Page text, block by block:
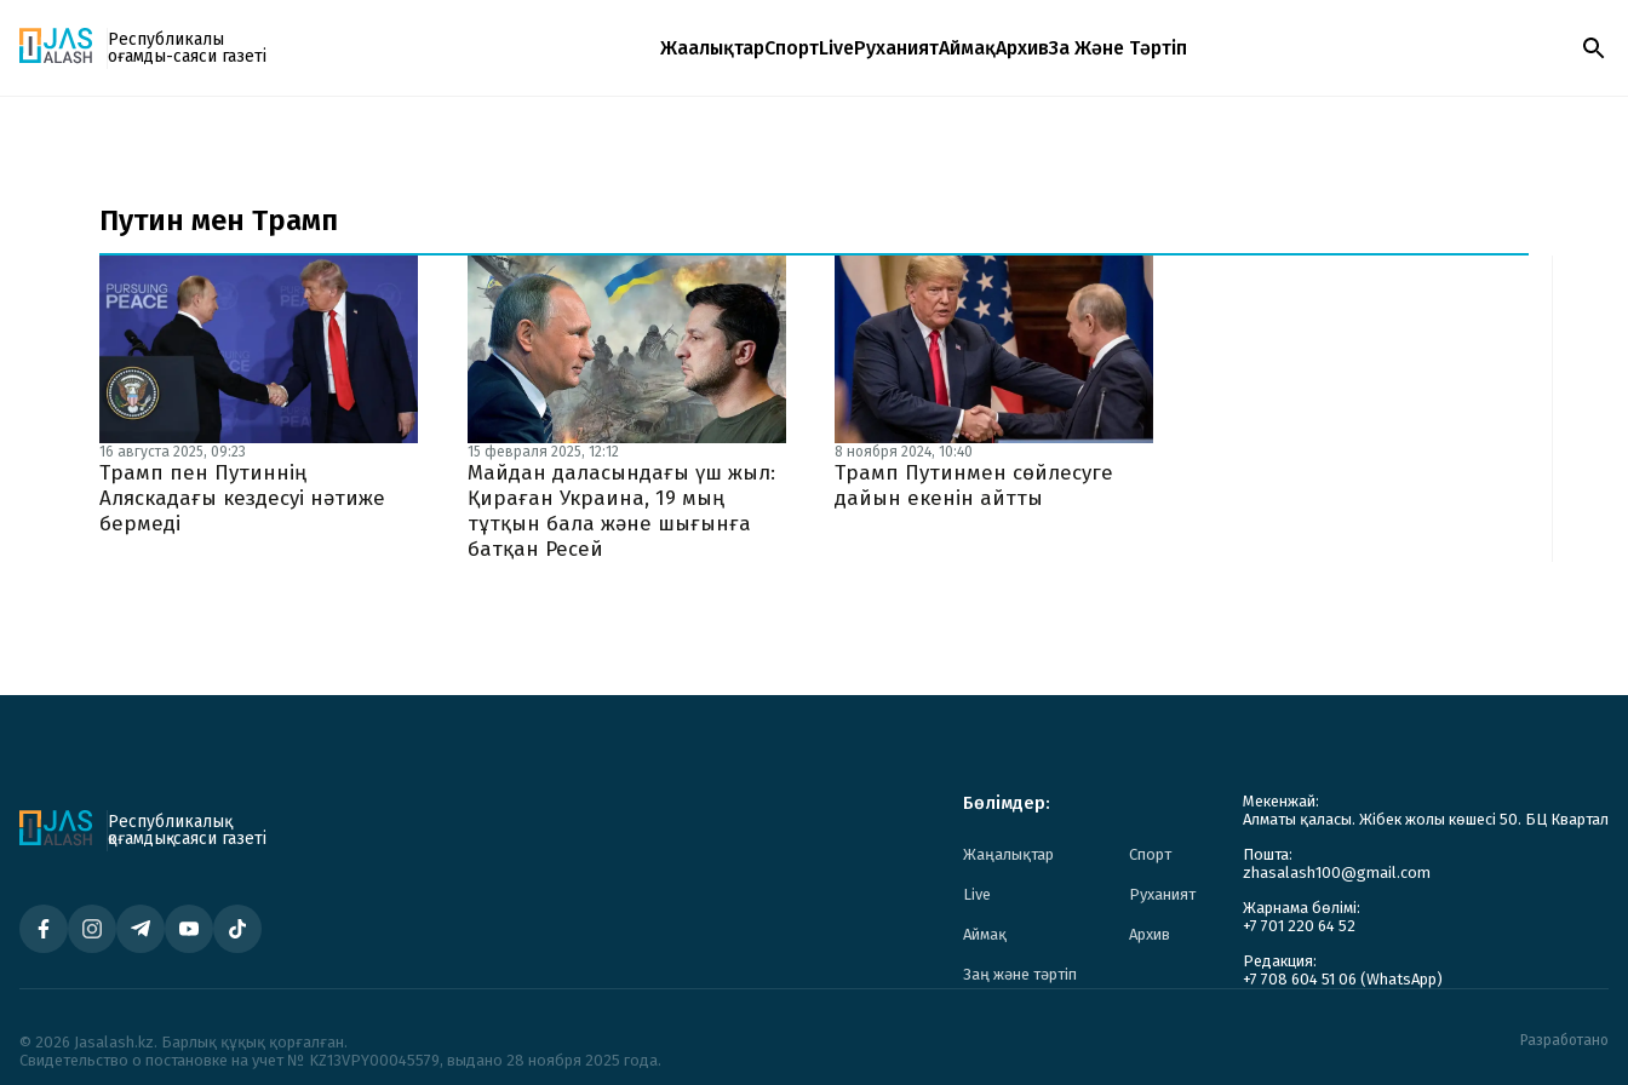
Республикалық
қоғамдық-саяси газеті
ЖаңалықтарСпортLiveРуханиятАймақАрхивЗаң Және Тәртіп
поштаңызға алып отырыңыз. Жаңа нөмір
шыққан сәтте сізге бірден жіберіледі. Тек email
енгізіңіз, біз қалғанын өзіміз жібереміз.
Путин мен Трамп
16 августа 2025, 09:23
Трамп пен Путиннің
Аляскадағы кездесуі нәтиже
бермеді
15 февраля 2025, 12:12
Майдан даласындағы үш жыл:
Қираған Украина, 19 мың
тұтқын бала және шығынға
батқан Ресей
8 ноября 2024, 10:40
Трамп Путинмен сөйлесуге
дайын екенін айтты
Республикалық
қоғамдық-саяси газеті
Бөлімдер:
Жаңалықтар Спорт
Live Руханият
Аймақ Архив
Заң және тәртіп
Мекенжай:
Алматы қаласы. Жібек жолы көшесі 50. БЦ Квартал
Пошта:
zhasalash100@gmail.com
Жарнама бөлімі:
+7 701 220 64 52
Редакция:
+7 708 604 51 06 (WhatsApp)
© 2026 Jasalash.kz. Барлық құқық қорғалған.
Cвидетельство о постановке на учет № KZ13VPY00045579, выдано 28 ноября 2025 года.
Разработано